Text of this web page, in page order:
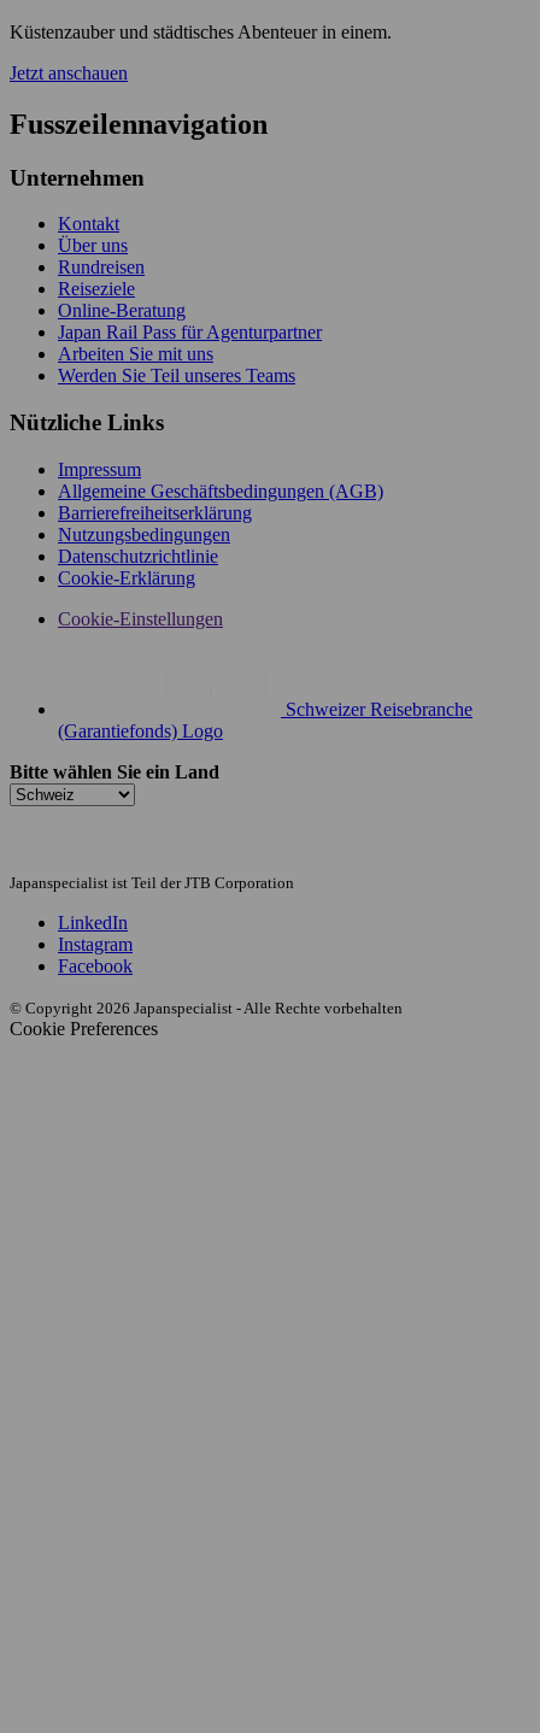
Küstenzauber und städtisches Abenteuer in einem.
Jetzt anschauen
Fusszeilennavigation
Unternehmen
Kontakt
Über uns
Rundreisen
Reiseziele
Online-Beratung
Japan Rail Pass für Agenturpartner
Arbeiten Sie mit uns
Werden Sie Teil unseres Teams
Nützliche Links
Impressum
Allgemeine Geschäftsbedingungen (AGB)
Barrierefreiheitserklärung
Nutzungsbedingungen
Datenschutzrichtlinie
Cookie-Erklärung
Cookie-Einstellungen
Schweizer Reisebranche
(Garantiefonds) Logo
Bitte wählen Sie ein Land
Japanspecialist ist Teil der JTB Corporation
LinkedIn
Instagram
Facebook
© Copyright 2026 Japanspecialist - Alle Rechte vorbehalten
Cookie Preferences